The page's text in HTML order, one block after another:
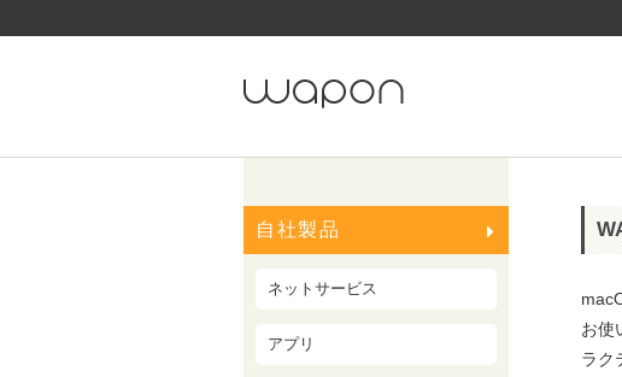
お使
ラク
自社製品
ネットサービス
アプリ